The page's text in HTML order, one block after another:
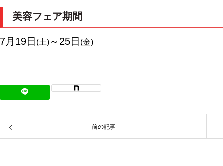
美容フェア期間
7月19日 (土) ～25日 (金)
前の記事